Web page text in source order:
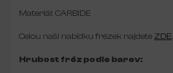
Materiál: CARBIDE
Celou naši nabídku frézek najdete ZDE.
Hrubost fréz podle barev: